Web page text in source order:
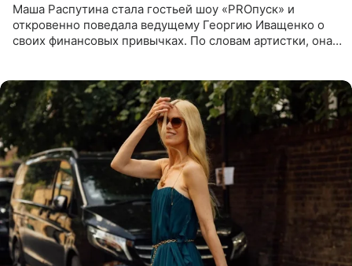
Маша Распутина стала гостьей шоу «PROпуск» и
откровенно поведала ведущему Георгию Иващенко о
своих финансовых привычках. По словам артистки, она